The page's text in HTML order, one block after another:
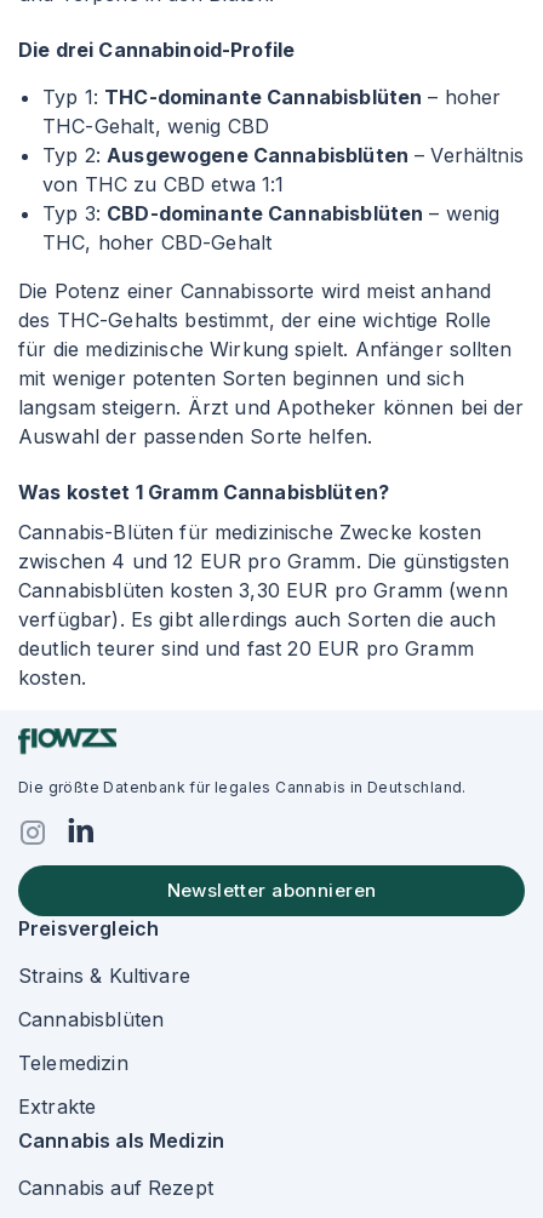
Die drei Cannabinoid-Profile
Typ 1: THC-dominante Cannabisblüten – hoher
THC-Gehalt, wenig CBD
Typ 2:Ausgewogene Cannabisblüten – Verhältnis
von THC zu CBD etwa 1:1
Typ 3: CBD-dominante Cannabisblüten – wenig
THC, hoher CBD-Gehalt
Die Potenz einer Cannabissorte wird meist anhand
des THC-Gehalts bestimmt, der eine wichtige Rolle
für die medizinische Wirkung spielt. Anfänger sollten
mit weniger potenten Sorten beginnen und sich
langsam steigern. Ärzt und Apotheker können bei der
Auswahl der passenden Sorte helfen.
Was kostet 1 Gramm Cannabisblüten?
Cannabis-Blüten für medizinische Zwecke kosten
zwischen 4 und 12 EUR pro Gramm. Die günstigsten
Cannabisblüten kosten 3,30 EUR pro Gramm (wenn
verfügbar). Es gibt allerdings auch Sorten die auch
deutlich teurer sind und fast 20 EUR pro Gramm
kosten.
Die größte Datenbank für legales Cannabis in Deutschland.
Newsletter abonnieren
Preisvergleich
Strains & Kultivare
Cannabisblüten
Telemedizin
Extrakte
Cannabis als Medizin
Cannabis auf Rezept